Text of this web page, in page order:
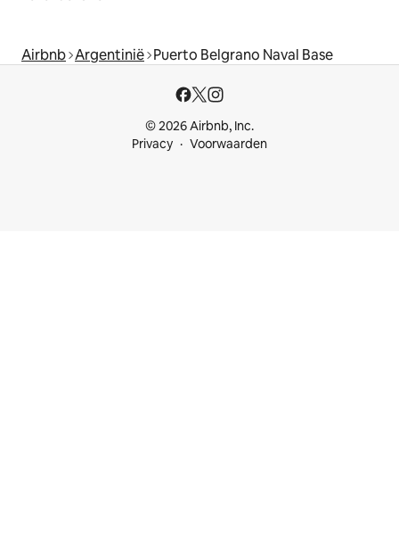
Airbnb Argentinië Puerto Belgrano Naval Base
© 2026 Airbnb, Inc.
Privacy
Voorwaarden